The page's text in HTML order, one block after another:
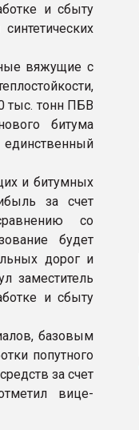
и сбыту
вяжущие с
тыс. тонн ПБВ
битума
и битумных
за счет
со
будет
дорог и
заместитель
и сбыту
базовым
попутного
за счет
вице-